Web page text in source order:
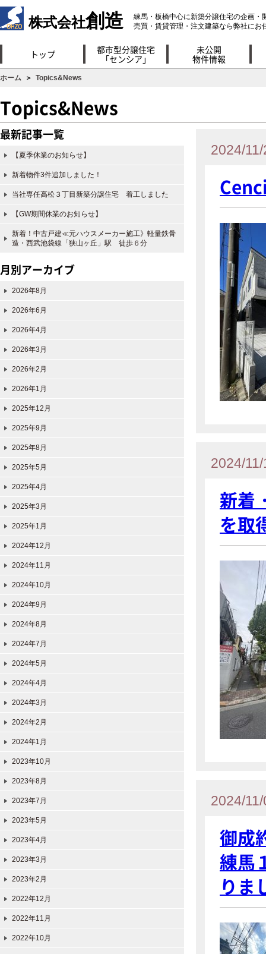
株式会社創造
練馬・板橋中心に新築分譲住宅の企画・
売買・賃貸管理・注文建築なら弊社にお
トップ
都市型分譲住宅
「センシア」
未公開
物件情報
ホーム ＞ Topics&News
Topics&News
2024/
2024/
新着
を取
2024/
御成
練馬
りま
最新記事一覧
【夏季休業のお知らせ】
新着物件3件追加しました！
当社専任高松３丁目新築分譲住宅 着工しました
【GW期間休業のお知らせ】
新着！中古戸建≪元ハウスメーカー施工》軽量鉄骨
造・西武池袋線「狭山ヶ丘」駅 徒歩６分
月別アーカイブ
2026年8月
2026年6月
2026年4月
2026年3月
2026年2月
2026年1月
2025年12月
2025年9月
2025年8月
2025年5月
2025年4月
2025年3月
2025年1月
2024年12月
2024年11月
2024年10月
2024年9月
2024年8月
2024年7月
2024年5月
2024年4月
2024年3月
2024年2月
2024年1月
2023年10月
2023年8月
2023年7月
2023年5月
2023年4月
2023年3月
2023年2月
2022年12月
2022年11月
2022年10月